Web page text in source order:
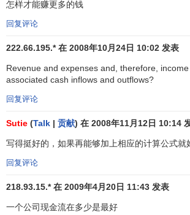
的总称。
在现代企业的发展过程中，决定企业兴
流，最能反映企业本质的是现金流，在众
现金流量比传统的利润指标更能说明企
首先，针对利用增加投资收益等非营业活
其次，会计利润是按照权责发生制确定的
售、提前确认销售、扩大赊销范围或者关
而现金流量是根据收付实现制确定的，上
可以弥补利润指标在反映公司真实盈利能
安然(Enron)公司破产以及新加坡上市的业
怎样才能赚更多的钱
回复评论
222.66.195.* 在 2008年10月24日 10:02 发表
Revenue and expenses and, therefore,
associated cash inflows and outflows?
回复评论
Sutie (Talk | 贡献) 在 2008年11月12日 10:14
写得挺好的，如果再能够加上相应的计算公式就
回复评论
218.93.15.* 在 2009年4月20日 11:43 发表
一个公司现金流在多少是最好